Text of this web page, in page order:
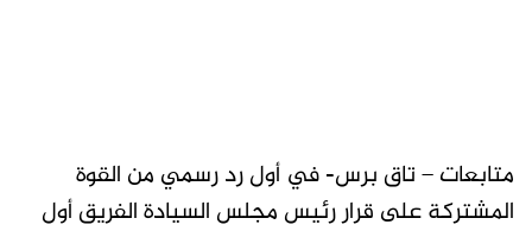
متابعات – تاق برس- في أول رد رسمي من القوة
المشتركة على قرار رئيس مجلس السيادة الفريق أول